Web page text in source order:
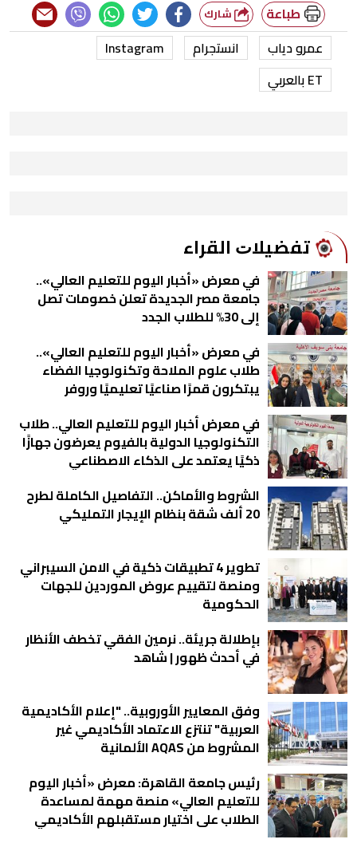
طباعة
عمرو دياب انستجرام
Instagram
ET بالعربي
ﺗﻔﻀﻴﻼﺕ اﻟﻘﺮاء
في معرض «أخبار اليوم للتعليم العالي»..
جامعة مصر الجديدة تعلن خصومات تصل
إلى 30% للطلاب الجدد
في معرض «أخبار اليوم للتعليم العالي»..
طلاب علوم الملاحة وتكنولوجيا الفضاء
يبتكرون قمرًا صناعيًا تعليميًا وروفر
في معرض أخبار اليوم للتعليم العالي.. طلاب
التكنولوجيا الدولية بالفيوم يعرضون جهازًا
ذكيًا يعتمد على الذكاء الاصطناعي
الشروط والأماكن.. التفاصيل الكاملة لطرح
20 ألف شقة بنظام الإيجار التمليكي
تطوير 4 تطبيقات ذكية في الامن السيبراني
ومنصة لتقييم عروض الموردين للجهات
الحكومية
بإطلالة جريئة.. نرمين الفقي تخطف الأنظار
في أحدث ظهور | شاهد
وفق المعايير الأوروبية.. "إعلام الأكاديمية
العربية" تنتزع الاعتماد الأكاديمي غير
المشروط من AQAS الألمانية
رئيس جامعة القاهرة: معرض «أخبار اليوم
للتعليم العالي» منصة مهمة لمساعدة
الطلاب على اختيار مستقبلهم الأكاديمي